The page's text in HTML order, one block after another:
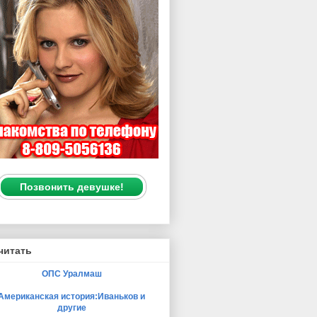
Позвонить девушке!
ОПС Уралмаш
история:Иваньков и
другие